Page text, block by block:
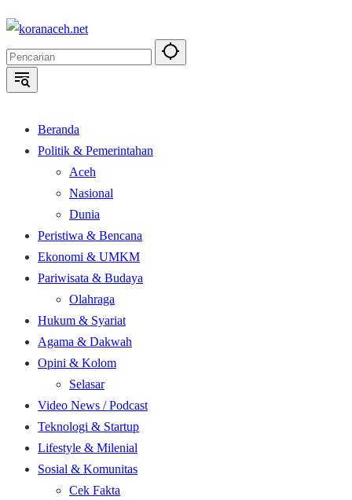
Langsung
konten
Beranda
Politik & Pemerintahan
Aceh
Nasional
Dunia
Peristiwa & Bencana
Ekonomi & UMKM
Pariwisata & Budaya
Olahraga
Hukum & Syariat
Agama & Dakwah
Opini & Kolom
Selasar
Video News / Podcast
Teknologi & Startup
Lifestyle & Milenial
Sosial & Komunitas
Cek Fakta